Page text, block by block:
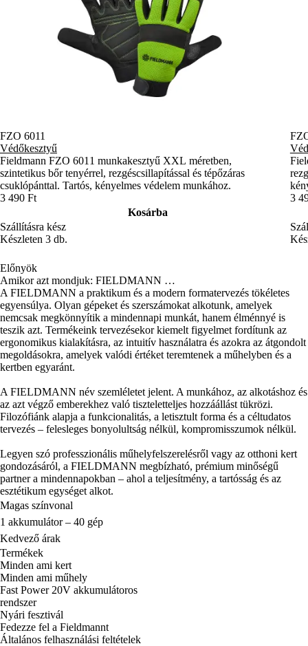
FZO 6011
Védőkesztyű
Fieldmann FZO 6011 munkakesztyű XXL méretben,
szintetikus bőr tenyérrel, rezgéscsillapítással és tépőzáras
csuklópánttal. Tartós, kényelmes védelem munkához.
3 490 Ft
Kosárba
Szállításra kész
Készleten 3 db.
3
Előnyök
Amikor azt mondjuk: FIELDMANN …
A FIELDMANN a praktikum és a modern formatervezés tökéletes
egyensúlya. Olyan gépeket és szerszámokat alkotunk, amelyek
nemcsak megkönnyítik a mindennapi munkát, hanem élménnyé is
teszik azt. Termékeink tervezésekor kiemelt figyelmet fordítunk az
ergonomikus kialakításra, az intuitív használatra és azokra az átgondolt
megoldásokra, amelyek valódi értéket teremtenek a műhelyben és a
kertben egyaránt.
A FIELDMANN név szemléletet jelent. A munkához, az alkotáshoz és
az azt végző emberekhez való tiszteletteljes hozzáállást tükrözi.
Filozófiánk alapja a funkcionalitás, a letisztult forma és a céltudatos
tervezés – felesleges bonyolultság nélkül, kompromisszumok nélkül.
Legyen szó professzionális műhelyfelszerelésről vagy az otthoni kert
gondozásáról, a FIELDMANN megbízható, prémium minőségű
partner a mindennapokban – ahol a teljesítmény, a tartósság és az
esztétikum egységet alkot.
Magas színvonal
1 akkumulátor – 40 gép
Kedvező árak
Termékek
Minden ami kert
Minden ami műhely
Fast Power 20V akkumulátoros
rendszer
Nyári fesztivál
Fedezze fel a Fieldmannt
Általános felhasználási feltételek